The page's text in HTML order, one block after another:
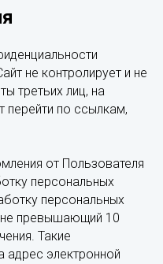
не контролирует и не
третьих лиц, на
по ссылкам,
от Пользователя
персональных
персональных
не превышающий 10
Такие
адрес электронной